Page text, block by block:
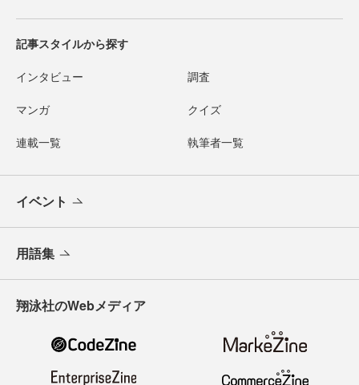
記事スタイルから探す
インタビュー 調査
マンガ クイズ
連載一覧 執筆者一覧
イベント
用語集
翔泳社のWebメディア